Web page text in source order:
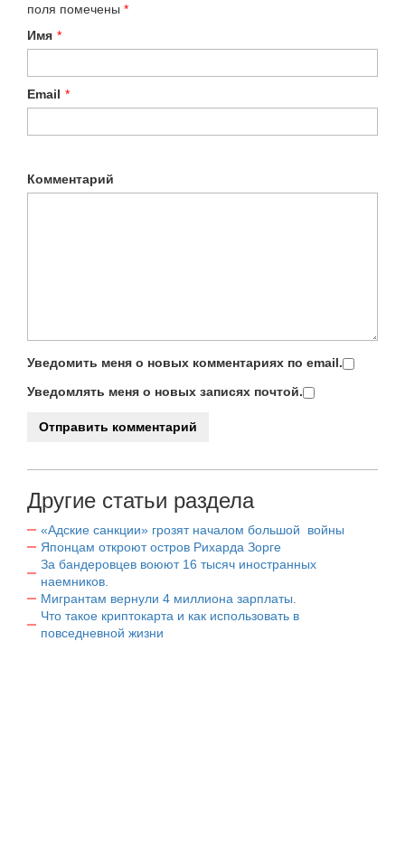
поля помечены *
Имя *
Email *
Комментарий
Уведомить меня о новых комментариях по email.
Уведомлять меня о новых записях почтой.
Другие статьи раздела
«Адские санкции» грозят началом большой войны
Японцам откроют остров Рихарда Зорге
За бандеровцев воюют 16 тысяч иностранных
наемников.
Мигрантам вернули 4 миллиона зарплаты.
Что такое криптокарта и как использовать в
повседневной жизни